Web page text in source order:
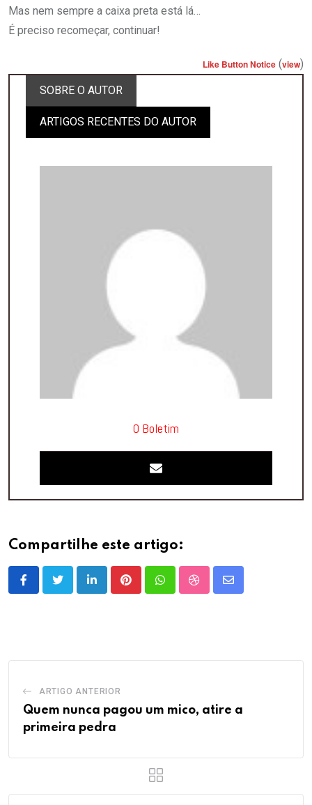
Mas nem sempre a caixa preta está lá…
É preciso recomeçar, continuar!
Like Button Notice (view)
SOBRE O AUTOR
ARTIGOS RECENTES DO AUTOR
O Boletim
Compartilhe este artigo:
LinkedInPinterestWhatsappStumbleUpon
Share
ARTIGO ANTERIOR
Quem nunca pagou um mico, atire a
primeira pedra